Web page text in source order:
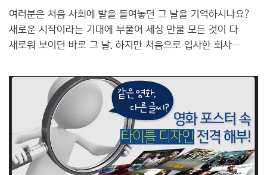
여러분은 처음 사회에 발을 들여놓던 그 날을 기억하시나요?
새로운 시작이라는 기대에 부풀어 세상 만물 모든 것이 다
새로워 보이던 바로 그 날. 하지만 처음으로 입사한 회사
뻣뻣~ 긴장의 연속으로 “안녕합니다!” 따위의 말실수까지
내뱉지는 않으셨는지 모르겠네요. ^^ 저 역시도
윤디자인연구소에 신입으로 입사한 지 어느덧 6개월 차,
이제는 직장생활에 어느 정도 적응이 되어가는 듯 합니다.
처음 입사했을 때 일하는 방법은 물론이고, 상사, 동료들과
어떻게 인간관계를 만들어 나가야 할지 막막하기만 했었죠.
지금에서야 하는 이야기지만, 그 당시 저를 지켜보던 김모